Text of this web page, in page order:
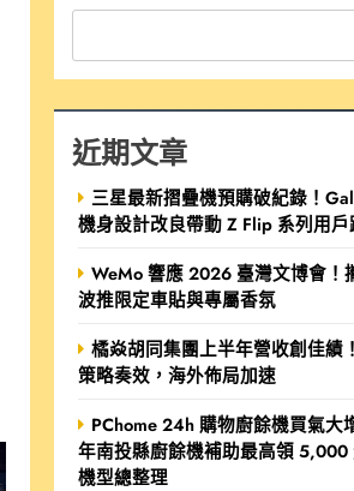
近期文章
三星最新摺疊機預購破紀錄！
機身設計改良帶動 Z Flip 系列用戶
WeMo 響應 2026 臺灣文博會！
波推限定車貼與專屬香氛
橘焱胡同集團上半年營收創佳績
策略奏效，海外佈局加速
PChome 24h 購物廚餘機買氣大
年南投縣廚餘機補助最高領 5,000
機型總整理